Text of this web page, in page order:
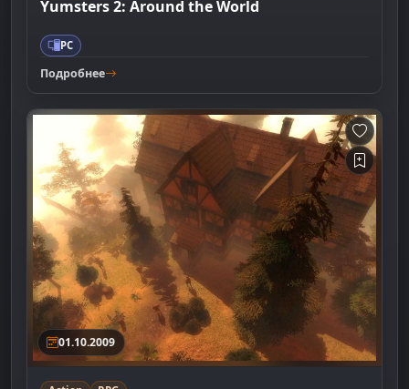
Yumsters 2: Around the World
PC
Подробнее
01.10.2009